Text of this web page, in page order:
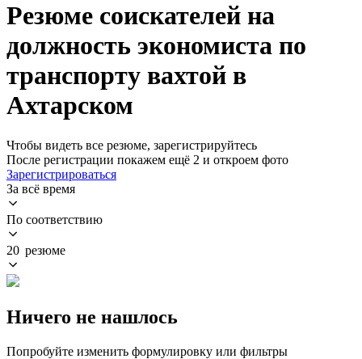
Резюме соискателей на
должность экономиста по
транспорту вахтой в
Ахтарском
Чтобы видеть все резюме, зарегистрируйтесь
После регистрации покажем ещё 2 и откроем фото
Зарегистрироваться
За всё время
По соответствию
20 резюме
Ничего не нашлось
Попробуйте изменить формулировку или фильтры